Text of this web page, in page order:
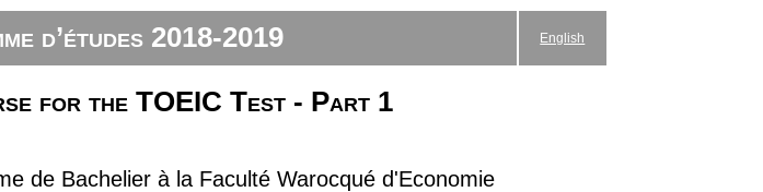
d’études 2018-2019 English
for the TOEIC Test - Part 1
de Bachelier à la Faculté Warocqué d'Economie